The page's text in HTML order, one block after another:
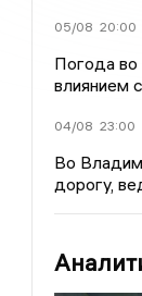
05/08 20:00
Погода во
влиянием
04/08 23:00
Во
дорогу,